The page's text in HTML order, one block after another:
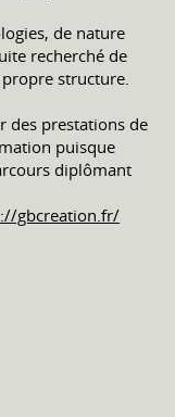
de nature
recherché de
structure.
des prestations de
puisque
diplômant
gbcreation.fr/